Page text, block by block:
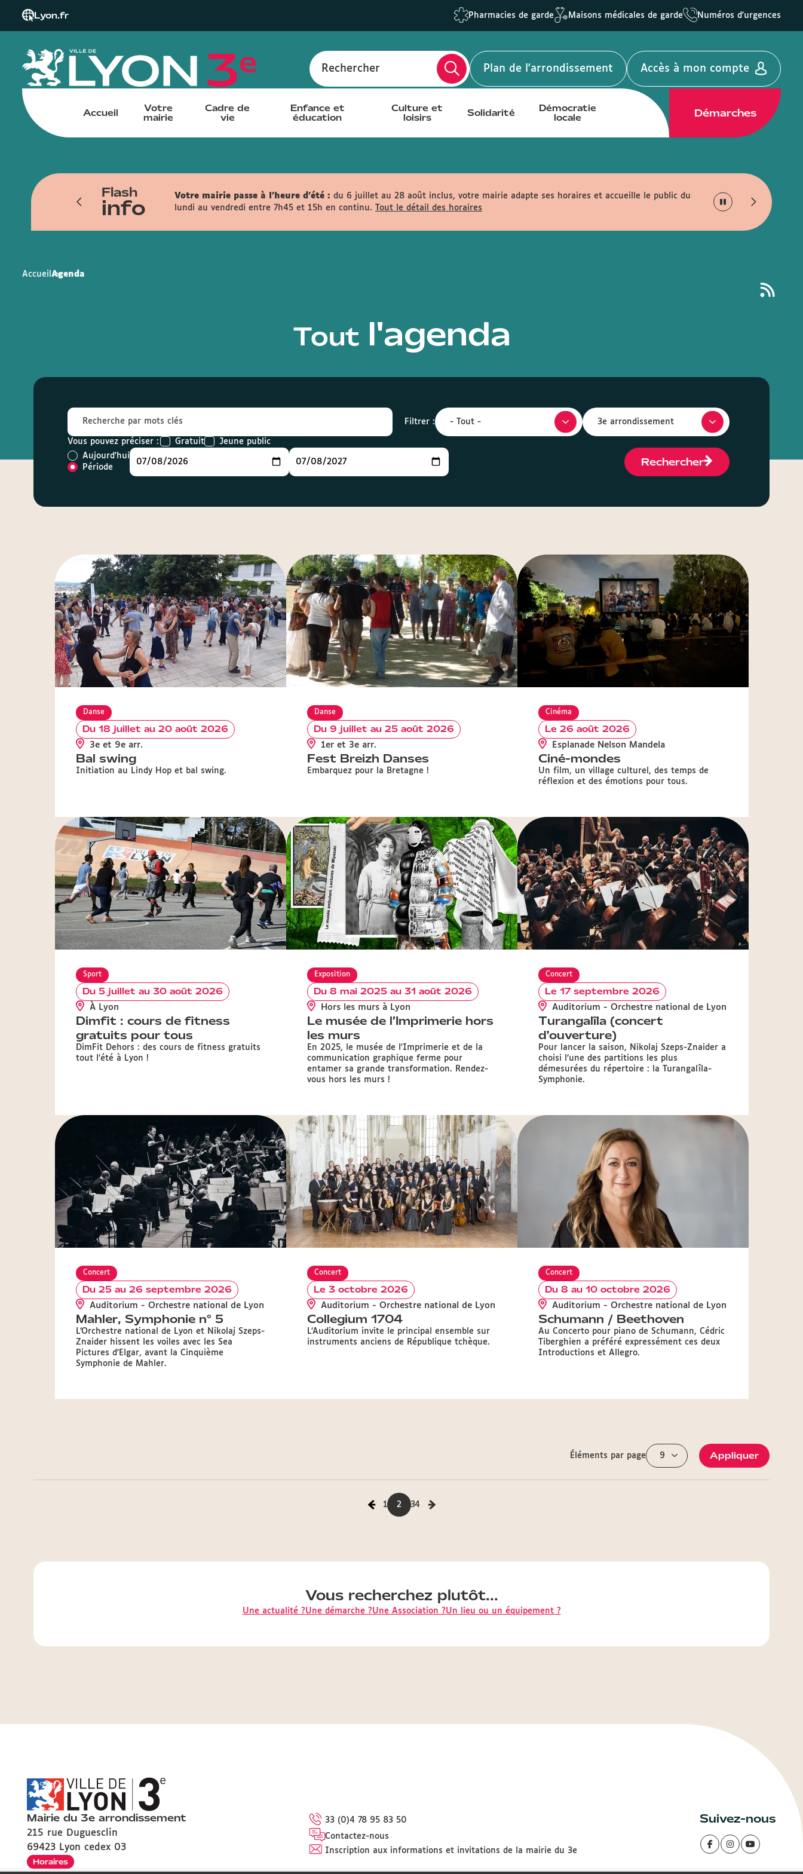
Lyon.fr Pharmacies de garde Maisons médicales de garde Numéros d'urgences
Rechercher Plan de l'arrondissement Accès à mon compte
Accueil
Votre
mairie
Cadre de
vie
Enfance et
éducation
Culture et
loisirs
Solidarité
Démocratie
locale
Démarches
Flash
info
du 6 juillet au 13 novembre. Les
la rue de la Part-Dieu, la rue
Votre mairie passe à l'heure d'été : du 6 juillet au 28 août inclus, votre mairie adapte ses horaires et accueille le public du
lundi au vendredi entre 7h45 et 15h en continu. Tout le détail des horaires
Accueil Agenda
Tout l'agenda
Filtrer :
Vous pouvez préciser : Gratuit
Jeune public
Aujourd'hui
Période
Rechercher
Danse
Du 18 juillet au 20 août 2026
3e et 9e arr.
Bal swing
Initiation au Lindy Hop et bal swing.
Danse
Du 9 juillet au 25 août 2026
1er et 3e arr.
Fest Breizh Danses
Embarquez pour la Bretagne !
Cinéma
Le 26 août 2026
Esplanade Nelson Mandela
Ciné-mondes
Un film, un village culturel, des temps de
réflexion et des émotions pour tous.
Sport
Du 5 juillet au 30 août 2026
À Lyon
Dimfit : cours de fitness
gratuits pour tous
DimFit Dehors : des cours de fitness gratuits
tout l’été à Lyon !
Exposition
Du 8 mai 2025 au 31 août 2026
Hors les murs à Lyon
Le musée de l’Imprimerie hors
les murs
En 2025, le musée de l'Imprimerie et de la
communication graphique ferme pour
entamer sa grande transformation. Rendez-
vous hors les murs !
Concert
Le 17 septembre 2026
Auditorium - Orchestre national de Lyon
Turangalîla (concert
d'ouverture)
Pour lancer la saison, Nikolaj Szeps-Znaider a
choisi l’une des partitions les plus
démesurées du répertoire : la Turangalîla-
Symphonie.
Concert
Du 25 au 26 septembre 2026
Auditorium - Orchestre national de Lyon
Mahler, Symphonie n° 5
L’Orchestre national de Lyon et Nikolaj Szeps-
Znaider hissent les voiles avec les Sea
Pictures d’Elgar, avant la Cinquième
Symphonie de Mahler.
Concert
Le 3 octobre 2026
Auditorium - Orchestre national de Lyon
Collegium 1704
L’Auditorium invite le principal ensemble sur
instruments anciens de République tchèque.
Concert
Du 8 au 10 octobre 2026
Auditorium - Orchestre national de Lyon
Schumann / Beethoven
Au Concerto pour piano de Schumann, Cédric
Tiberghien a préféré expressément ces deux
Introductions et Allegro.
Éléments par page Appliquer
1 2 34
Vous recherchez plutôt...
Une actualité ?Une démarche ?Une Association ?Un lieu ou un équipement ?
Mairie du 3e arrondissement
215 rue Duguesclin
69423 Lyon cedex 03
Horaires
33 (0)4 78 95 83 50
Contactez-nous
Inscription aux informations et invitations de la mairie du 3e
Suivez-nous